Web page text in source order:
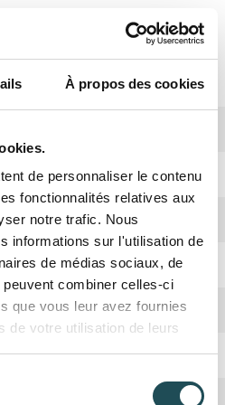
À propos des cookies
de personnaliser le contenu
fonctionnalités relatives aux
notre trafic. Nous
informations sur l'utilisation de
de médias sociaux, de
combiner celles-ci
que vous leur avez fournies
de votre utilisation de leurs
Octobre, Avril
Oui
Moyenne
Haute
4 mètres